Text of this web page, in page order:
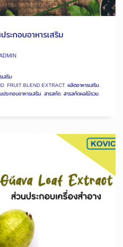
ะกอบอาหารเสริม
เสริม
, FRUIT BLEND EXTRACT, ผลิตอาหารเสริม,
ประกอบอาหารเสริม, สารสกัด, สารสกัดผลไม้รวม,